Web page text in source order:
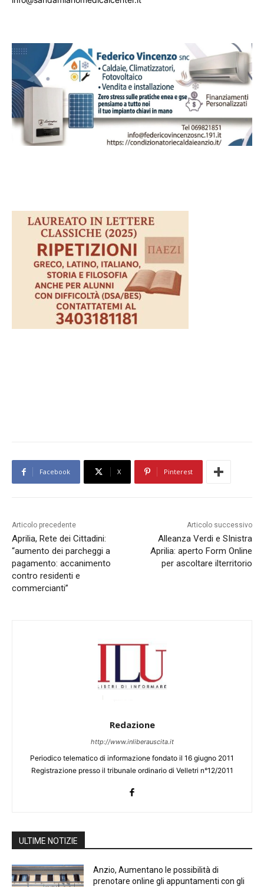
Facebook X Pinterest
Articolo precedente
Aprilia, Rete dei Cittadini:
“aumento dei parcheggi a
pagamento: accanimento
contro residenti e
commercianti”
Articolo successivo
Alleanza Verdi e SInistra
Aprilia: aperto Form Online
per ascoltare ilterritorio
Redazione
http://www.inliberauscita.it
Periodico telematico di informazione fondato il 16 giugno 2011
Registrazione presso il tribunale ordinario di Velletri n°12/2011
ULTIME NOTIZIE
Anzio, Aumentano le possibilità di
prenotare online gli appuntamenti con gli